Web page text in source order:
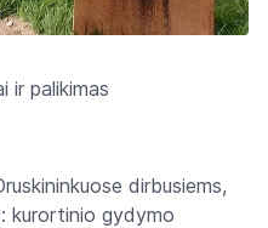
ir palikimas
dirbusiems,
kurortinio gydymo